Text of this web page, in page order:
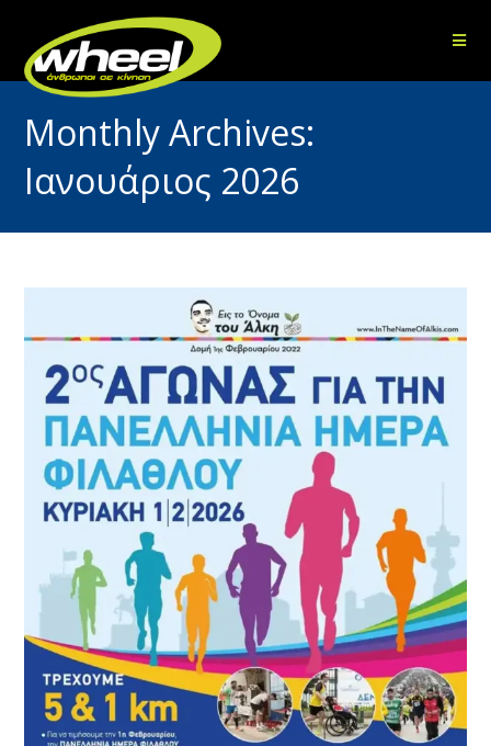
Monthly Archives:
Ιανουάριος 2026